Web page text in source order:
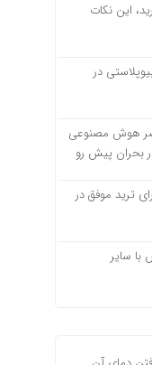
این نکات
در
هوش مصنوعی
بحران پیش رو
ترید موفق در
مکس با سایر